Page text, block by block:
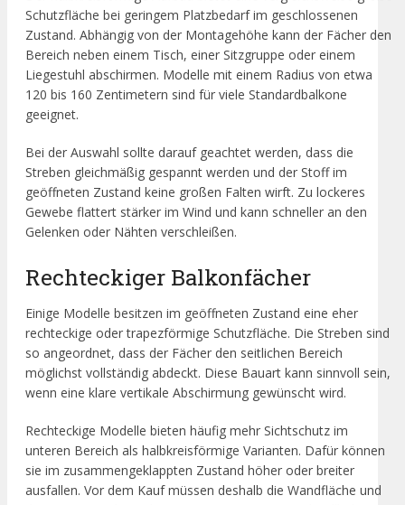
Schutzfläche bei geringem Platzbedarf im geschlossenen
Zustand. Abhängig von der Montagehöhe kann der Fächer den
Bereich neben einem Tisch, einer Sitzgruppe oder einem
Liegestuhl abschirmen. Modelle mit einem Radius von etwa
120 bis 160 Zentimetern sind für viele Standardbalkone
geeignet.
Bei der Auswahl sollte darauf geachtet werden, dass die
Streben gleichmäßig gespannt werden und der Stoff im
geöffneten Zustand keine großen Falten wirft. Zu lockeres
Gewebe flattert stärker im Wind und kann schneller an den
Gelenken oder Nähten verschleißen.
Rechteckiger Balkonfächer
Einige Modelle besitzen im geöffneten Zustand eine eher
rechteckige oder trapezförmige Schutzfläche. Die Streben sind
so angeordnet, dass der Fächer den seitlichen Bereich
möglichst vollständig abdeckt. Diese Bauart kann sinnvoll sein,
wenn eine klare vertikale Abschirmung gewünscht wird.
Rechteckige Modelle bieten häufig mehr Sichtschutz im
unteren Bereich als halbkreisförmige Varianten. Dafür können
sie im zusammengeklappten Zustand höher oder breiter
ausfallen. Vor dem Kauf müssen deshalb die Wandfläche und